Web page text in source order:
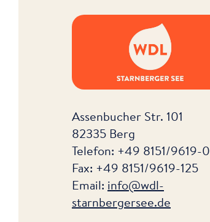
Assenbucher Str. 101
82335 Berg
Telefon: +49 8151/9619-0
Fax: +49 8151/9619-125
Email: info@wdl-
starnbergersee.de